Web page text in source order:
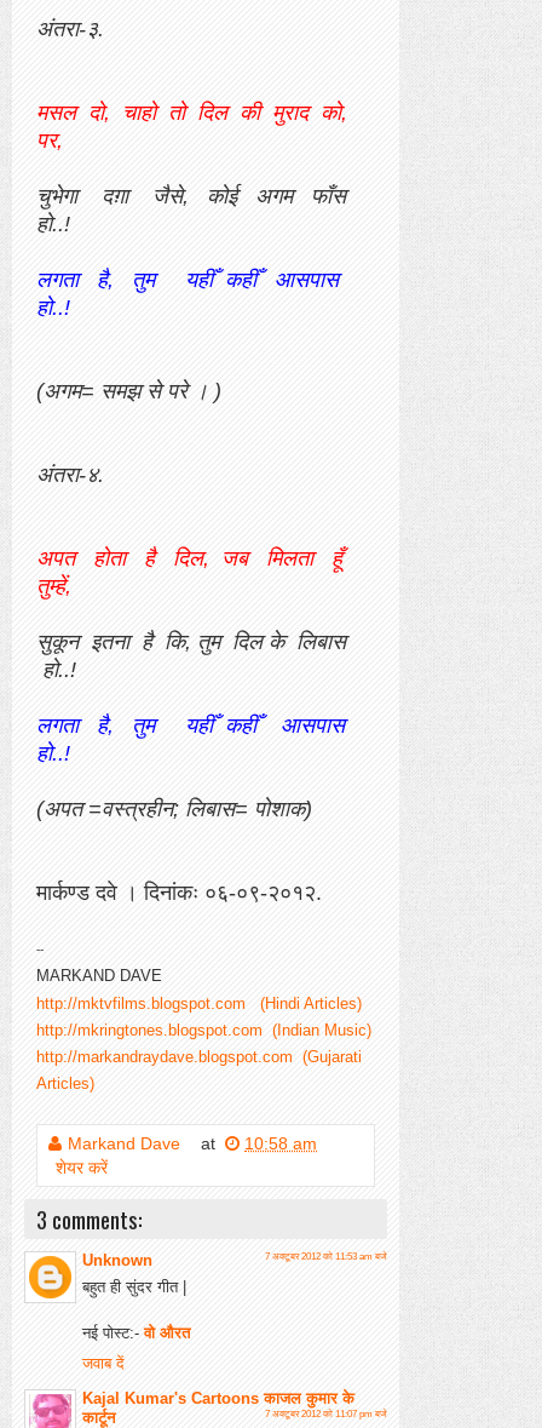
अंतरा-३.
मसल दो, चाहो तो दिल की मुराद को,
पर,
चुभेगा दग़ा जैसे, कोई अगम फाँस
हो..!
लगता है, तुम यहीँ कहीँ आसपास
हो..!
(अगम= समझ से परे । )
अंतरा-४.
अपत होता है दिल, जब मिलता हूँ
तुम्हें,
सुकून इतना है कि, तुम दिल के लिबास
हो..!
लगता है, तुम यहीँ कहीँ आसपास
हो..!
(अपत =वस्त्रहीन; लिबास= पोशाक)
मार्कण्ड दवे । दिनांकः ०६-०९-२०१२.
--
MARKAND DAVE
http://mktvfilms.blogspot.com (Hindi Articles)
http://mkringtones.blogspot.com (Indian Music)
http://markandraydave.blogspot.com (Gujarati
Articles)
Markand Dave at
10:58 am
शेयर करें
3 comments:
Unknown 7 अक्टूबर 2012 को 11:53 am बजे
बहुत ही सुंदर गीत |
नई पोस्ट:-वो औरत
जवाब दें
Kajal Kumar's Cartoons काजल कुमार के
कार्टून
7 अक्टूबर 2012 को 11:07 pm बजे